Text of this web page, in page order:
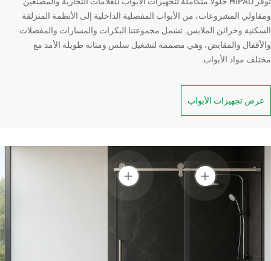
ومقاولي المشروعات، من الأبواب المفصلية الداخلية إلى الأنظمة المنزلقة
السكنية وخزائن الملابس. تشمل مجموعتنا البكرات والمسارات والمفصلات
والأقفال والمقابض، وهي مصممة لتشغيل سلس ومتانة طويلة الأمد مع
مختلف مواد الأبواب.
عرض تجهيزات الأبواب